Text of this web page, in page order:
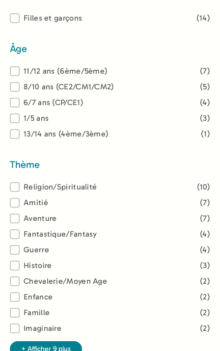
Lectorat
Filles et garçons (14)
Âge
Âge11/12 ans (6ème/5ème)
(7)
8/10 ans (CE2/CM1/CM2)
(5)
6/7 ans (CP/CE1)
(4)
1/5 ans
(3)
13/14 ans (4ème/3ème)
(1)
Thème
Thème
Religion/Spiritualité
(10)
Amitié
(7)
Aventure
(7)
Fantastique/Fantasy
(4)
Guerre
(4)
Histoire
(3)
Chevalerie/Moyen Age
(2)
Enfance
(2)
Famille
(2)
Imaginaire
(2)
+ Afficher 9 plus